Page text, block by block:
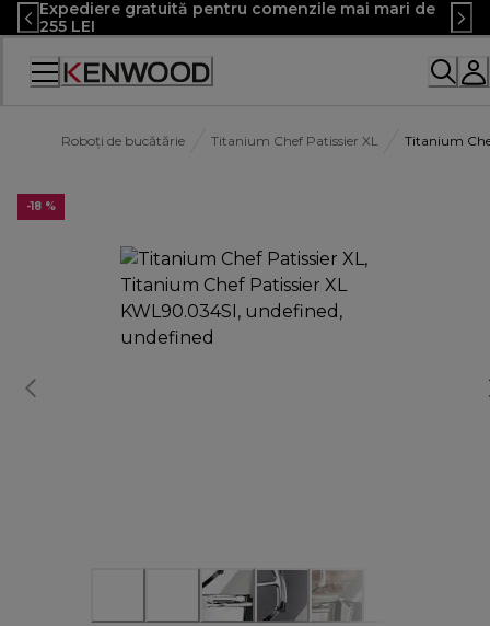
Skip
to
Content
Expediere gratuită pentru comenzile mai mari de
255 LEI
Declarație
accesibilitate
Roboți de bucătărie Titanium Chef Patissier XL Titanium
-18 %